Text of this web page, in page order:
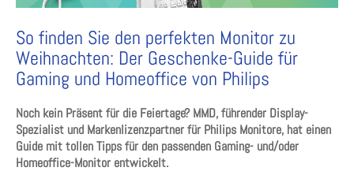
So finden Sie den perfekten Monitor zu
Weihnachten: Der Geschenke-Guide für
Gaming und Homeoffice von Philips
Noch kein Präsent für die Feiertage? MMD, führender Display-
Spezialist und Markenlizenzpartner für Philips Monitore, hat einen
Guide mit tollen Tipps für den passenden Gaming- und/oder
Homeoffice-Monitor entwickelt.